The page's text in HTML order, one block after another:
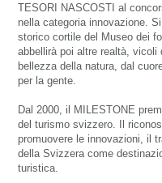
TESORI NASCOSTI al
nella categoria innovazione.
storico cortile del Museo dei
abbellirà poi altre realtà,
bellezza della natura, dal
per la gente.
Dal 2000, il MILESTONE
del turismo svizzero. Il
promuovere le innovazioni, il
della Svizzera come
turistica.